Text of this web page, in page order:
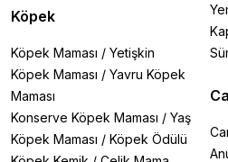
Köpek
Köpek Maması / Yetişkin
Köpek Maması / Yavru Köpek
Maması
Konserve Köpek Maması / Yaş
Köpek Maması / Köpek Ödülü